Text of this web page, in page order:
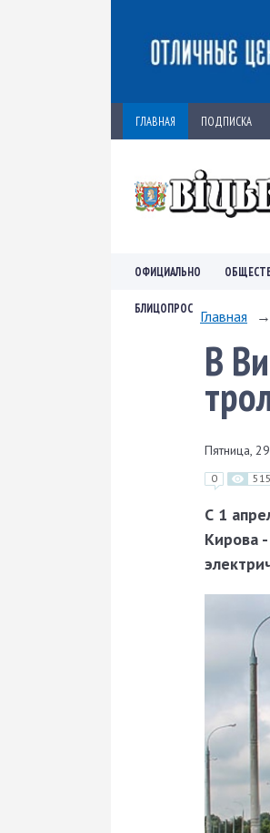
ГЛАВНАЯ ПОДПИСКА
ОФИЦИАЛЬНО
БЛИЦОПРОС Главная →
В
Пятница,
0
С 1
Кирова